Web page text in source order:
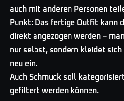
auch mit anderen Personen
Punkt: Das fertige Outfit kann
direkt angezogen werden –
nur selbst, sondern kleidet sich
neu ein.
Auch Schmuck soll
gefiltert werden können.